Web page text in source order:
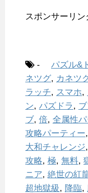
スポンサーリン
- パズル&
ネツグ, カネツ
ラッチ, スマホ,
ン, パズドラ ,
ブ, 倍, 全属性
攻略パーティー,
大和チャレンジ,
攻略, 極, 無料,
ニア, 絶世の紅
超地獄級, 降臨,